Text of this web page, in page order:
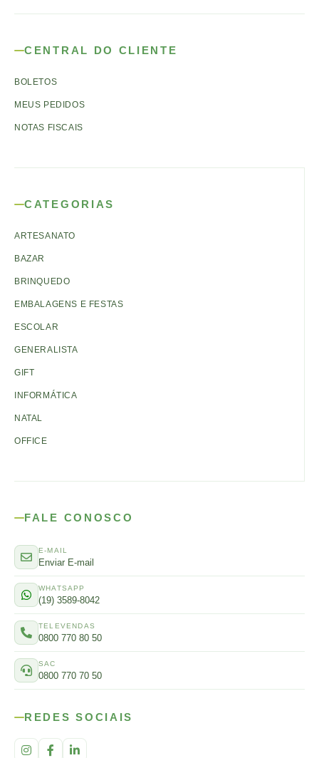
CENTRAL DO CLIENTE
BOLETOS
MEUS PEDIDOS
NOTAS FISCAIS
CATEGORIAS
ARTESANATO
BAZAR
BRINQUEDO
EMBALAGENS E FESTAS
ESCOLAR
GENERALISTA
GIFT
INFORMÁTICA
NATAL
OFFICE
FALE CONOSCO
E-MAIL
Enviar E-mail
WHATSAPP
(19) 3589-8042
TELEVENDAS
0800 770 80 50
SAC
0800 770 70 50
REDES SOCIAIS